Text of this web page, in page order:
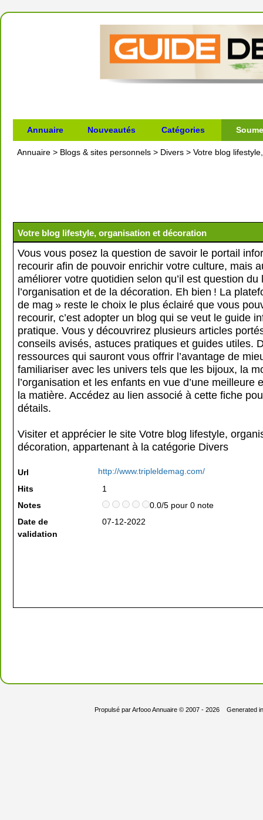
Annuaire Nouveautés Catégories
Annuaire > Blogs & sites personnels > Divers > Votre blog
Votre blog lifestyle, organisation et décoration
Vous vous posez la question de savoir le portail
recourir afin de pouvoir enrichir votre culture, mais
améliorer votre quotidien selon qu’il est question du
l’organisation et de la décoration. Eh bien ! La
de mag » reste le choix le plus éclairé que vous
recourir, c’est adopter un blog qui se veut le guide
pratique. Vous y découvrirez plusieurs articles
conseils avisés, astuces pratiques et guides utiles.
ressources qui sauront vous offrir l’avantage de
familiariser avec les univers tels que les bijoux, la
l’organisation et les enfants en vue d’une meilleure
la matière. Accédez au lien associé à cette fiche
détails.
Visiter et apprécier le site Votre blog lifestyle,
décoration, appartenant à la catégorie Divers
Url
http://www.tripleldemag.com/
Hits
1
Notes
0.0/5 pour 0 note
Date de
validation
07-12-2022
Propulsé parArfooo Annuaire© 2007 - 2026 Generated